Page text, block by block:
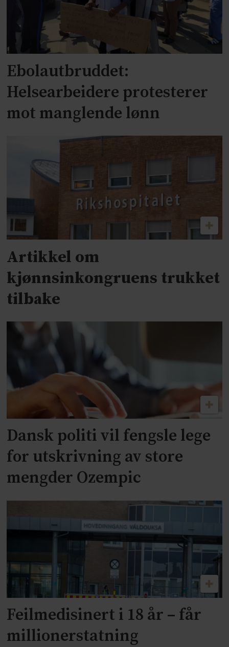
Ebolautbruddet:
Helsearbeidere protesterer
mot manglende lønn
Artikkel om
kjønnsinkongruens trukket
tilbake
Dansk politi vil fengsle lege
for utskrivning av store
mengder Ozempic
Feilmedisinert i 18 år – får
millionerstatning